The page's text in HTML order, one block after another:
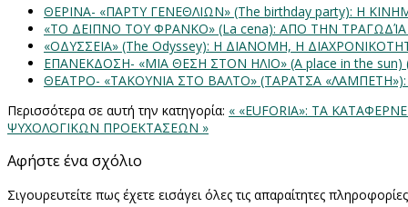
ΘΕΡΙΝΑ- «ΠΑΡΤΥ ΓΕΝΕΘΛΙΩΝ» (The birthday party): H
«ΤΟ ΔΕΙΠΝΟ ΤΟΥ ΦΡΑΝΚΟ» (La cena): ΑΠΟ ΤΗΝ
«ΟΔΥΣΣΕΙΑ» (The Odyssey): Η ΔΙΑΝΟΜΗ, Η
ΕΠΑΝΕΚΔΟΣΗ- «ΜΙΑ ΘΕΣΗ ΣΤΟΝ ΗΛΙΟ» (Α place in the
ΘΕΑΤΡΟ- «ΤΑΚΟΥΝΙΑ ΣΤΟ ΒΑΛΤΟ» (ΤΑΡΑΤΣΑ
Περισσότερα σε αυτή την κατηγορία: « «EUFORIA»: ΤΑ
ΨΥΧΟΛΟΓΙΚΩΝ ΠΡΟΕΚΤΑΣΕΩΝ »
Αφήστε ένα σχόλιο
Σιγουρευτείτε πως έχετε εισάγει όλες τις απαραίτητες